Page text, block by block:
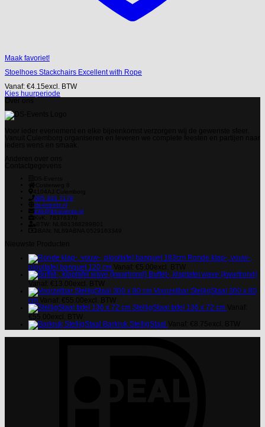
Maak favoriet!
Stoelhoes Stackchairs Excellent with Rope
Vanaf: €4.15excl. BTW
Kies huurperiode
085 303 7179
ds-events.nl
info@ds-events.nl
Ronde klap-, vouw-,
plooitafel banquet 120 cm
Buffet-, klaptafel wave (kwartrond)
Voorzetbar StelligStaal 300 x 80
cm
StelligStaal tafel 136 x 72 cm
Barkruk StelligStaal